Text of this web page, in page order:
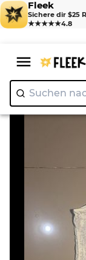
Fleek
Sichere dir $25
★★★★★4.8
Suchen
Home > Tank